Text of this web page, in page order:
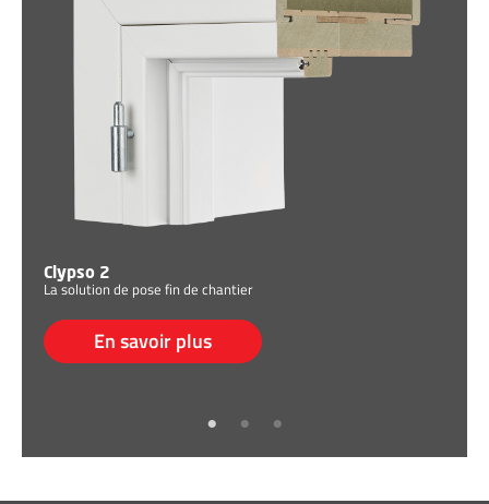
Clypso 2
La solution de pose fin de chantier
En savoir plus